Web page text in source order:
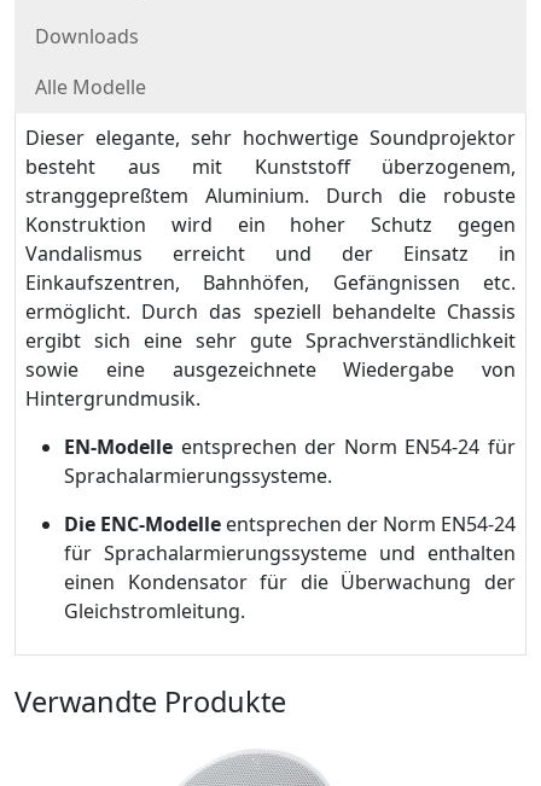
Downloads
Alle Modelle
Dieser elegante, sehr hochwertige Soundprojektor
besteht aus mit Kunststoff überzogenem,
stranggepreßtem Aluminium. Durch die robuste
Konstruktion wird ein hoher Schutz gegen
Vandalismus erreicht und der Einsatz in
Einkaufszentren, Bahnhöfen, Gefängnissen etc.
ermöglicht. Durch das speziell behandelte Chassis
ergibt sich eine sehr gute Sprachverständlichkeit
sowie eine ausgezeichnete Wiedergabe von
Hintergrundmusik.
EN-Modelle entsprechen der Norm EN54-24 für
Sprachalarmierungssysteme.
Die ENC-Modelle entsprechen der Norm EN54-24
für Sprachalarmierungssysteme und enthalten
einen Kondensator für die Überwachung der
Gleichstromleitung.
Verwandte Produkte